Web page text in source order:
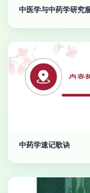
中医学与中药学研究
中药学速记歌诀